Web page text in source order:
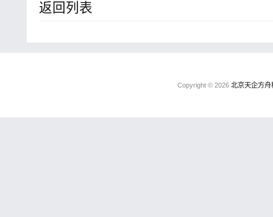
返回列表
Copyright © 2026 北京天企方舟